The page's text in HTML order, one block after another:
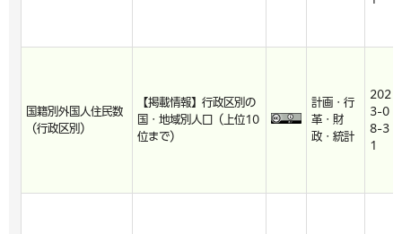
国籍別外国人住民数
（行政区別）
【掲載情報】行政区別の
国・地域別人口（上位10
位まで）
計画・行
革・財
政・統計
202
3-0
8-3
1